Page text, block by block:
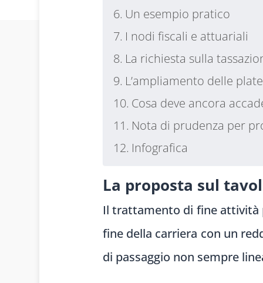
Un esempio pratico
I nodi fiscali e attuariali
La richiesta sulla
L’ampliamento delle
Cosa deve ancora
Nota di prudenza per
Infografica
La proposta sul
Il trattamento di fine attività
fine della carriera con un
di passaggio non sempre